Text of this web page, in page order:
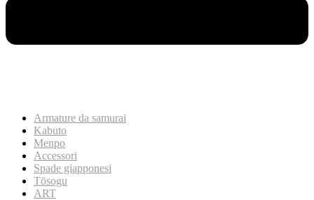
Armature da samurai
Kabuto
Menpo
Accessori
Spade giapponesi
Tōsogu
ART